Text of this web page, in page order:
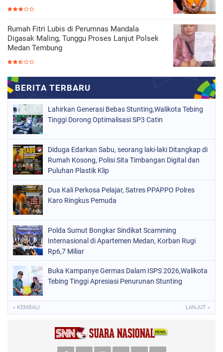
Rumah Fitri Lubis di Perumnas Mandala
Digasak Maling, Tunggu Proses Lanjut Polsek
Medan Tembung
Lahirkan Generasi Bebas Stunting,Walikota Tebing
Tinggi Dorong Optimalisasi SP3 Catin
Diduga Edarkan Sabu, seorang laki-laki Ditangkap di
Rumah Kosong, Polisi Sita Timbangan Digital dan
Puluhan Plastik Klip
Dua Kali Perkosa Pelajar, Satres PPAPPO Polres
Karo Ringkus Pemuda
Polda Sumut Bongkar Sindikat Scamming
Internasional di Apartemen Medan, Korban Rugi
Rp6,7 Miliar
Buka Kampanye Germas Dalam ISPS 2026,Walikota
Tebing Tinggi Apresiasi Penurunan Stunting
« KEMBALI LANJUT »